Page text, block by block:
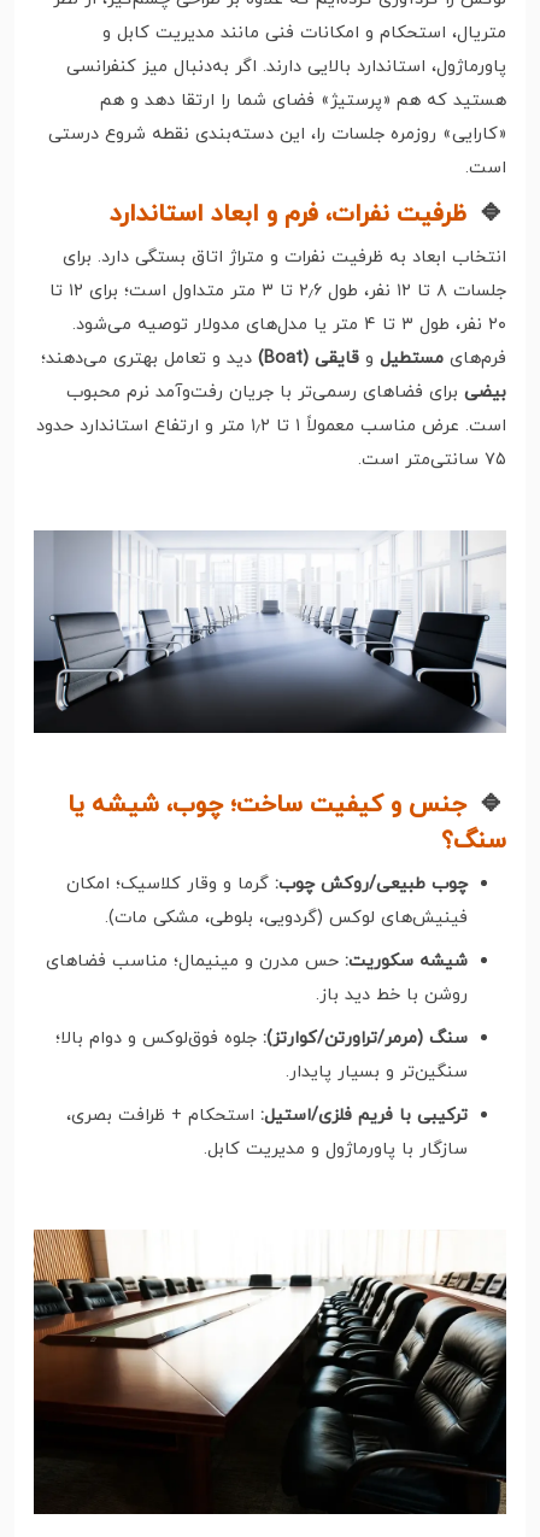
متریال، استحکام و امکانات فنی مانند مدیریت کابل و
پاورماژول، استاندارد بالایی دارند. اگر به‌دنبال میز کنفرانسی
هستید که هم «پرستیژ» فضای شما را ارتقا دهد و هم
«کارایی» روزمره جلسات را، این دسته‌بندی نقطه شروع درستی
است.
🔹 ظرفیت نفرات، فرم و ابعاد استاندارد
انتخاب ابعاد به ظرفیت نفرات و متراژ اتاق بستگی دارد. برای
جلسات ۸ تا ۱۲ نفر، طول ۲٫۶ تا ۳ متر متداول است؛ برای ۱۲ تا
۲۰ نفر، طول ۳ تا ۴ متر یا مدل‌های مدولار توصیه می‌شود.
فرم‌های مستطیل و قایقی (Boat)
دید و تعامل بهتری می‌دهند؛
بیضی برای فضاهای رسمی‌تر با جریان رفت‌وآمد نرم محبوب
است. عرض مناسب معمولاً ۱ تا ۱٫۲ متر و ارتفاع استاندارد حدود
۷۵ سانتی‌متر است.
🔹جنس و کیفیت ساخت؛ چوب، شیشه یا
سنگ؟
چوب طبیعی/روکش چوب: گرما و وقار کلاسیک؛ امکان
فینیش‌های لوکس (گردویی، بلوطی، مشکی مات).
شیشه سکوریت: حس مدرن و مینیمال؛ مناسب فضاهای
روشن با خط دید باز.
سنگ (مرمر/تراورتن/کوارتز): جلوه فوق‌لوکس و دوام بالا؛
سنگین‌تر و بسیار پایدار.
ترکیبی با فریم فلزی/استیل: استحکام + ظرافت بصری،
سازگار با پاورماژول و مدیریت کابل.